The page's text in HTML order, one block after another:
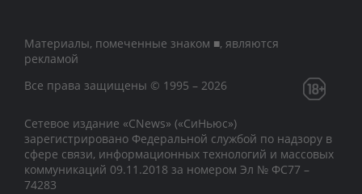
Материалы, помеченные знаком ■, являются
рекламой
Все права защищены © 1995 – 2026
Сетевое издание «CNews» («СиНьюс»)
зарегистрировано Федеральной службой по надзору в
сфере связи, информационных технологий и массовых
коммуникаций 09.11.2018 за номером Эл № ФС77 –
74283